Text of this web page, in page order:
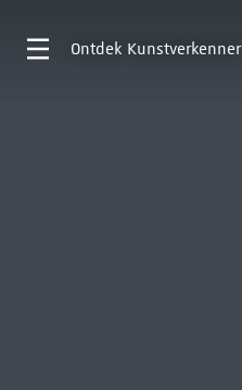
Ontdek Kunstverkenner